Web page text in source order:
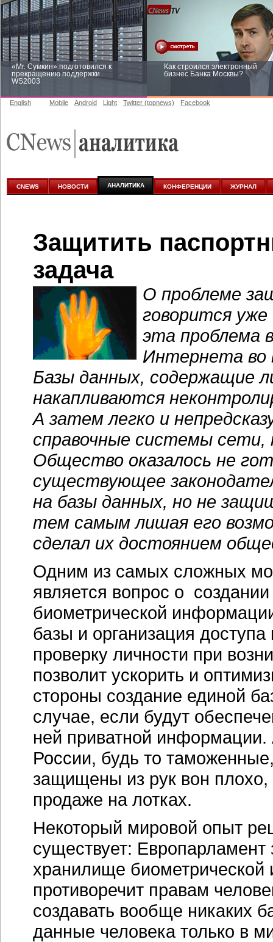
«Mr. Сумкин» подготовился к
прекращению поддержки
WS2003
Как строился электронный
бизнес Банка Москвы?
аналитике
English Mobile Android Light Twitter (topnews) Facebook
CNEWS НОВОСТИ АНАЛИТИКА КОНФЕРЕНЦИИ ЖУРНАЛ
Защитить
задача
О проблеме
говорится
эта проблема
Интернета во
Базы данных, содержащие
накапливаются
А затем легко и
справочные системы сети,
Общество оказалось не
существующее
на базы данных, но не
тем самым лишая его
сделал их достоянием
Одним из самых сложных
является вопрос о
биометрической
базы и организация
проверку личности при
позволит ускорить и
стороны создание единой
случае, если будут
ней приватной
России, будь то
защищены из рук вон плохо,
продаже на лотках.
Некоторый мировой опыт
существует: Европарламент
хранилище биометрической
противоречит правам
создавать вообще никаких
данные человека только в